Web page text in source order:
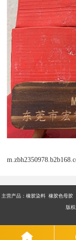
主营产品：橡胶染料 橡胶色母
版